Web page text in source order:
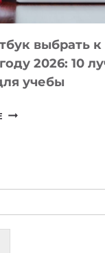
СЛОЖНОГО
КОДА
выбрать к
2026: 10
учебы
КАКОЙ
2026:
10